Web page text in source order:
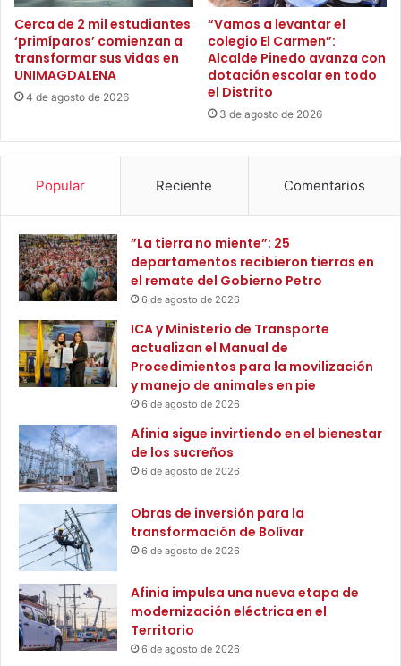
en la comunidad samaria. Es importante resaltar que todos
los eventos son gratuitos y abiertos al público.
i
d
a
d
y
n
c
a
e
n
a
b
a
n
z
c
ó
n
S
a
,
a
s
e
s
o
y
o
a
a
c
o
n
d
a
d
e
C
a
a
Cerca de 2 mil estudiantes
‘primíparos’ comienzan a
transformar sus vidas en
UNIMAGDALENA
4 de agosto de 2026
“Vamos a levantar el
colegio El Carmen”:
Alcalde Pinedo avanza con
dotación escolar en todo
el Distrito
3 de agosto de 2026
Popular Reciente Comentarios
”La tierra no miente”: 25
departamentos recibieron tierras en
el remate del Gobierno Petro
6 de agosto de 2026
ICA y Ministerio de Transporte
actualizan el Manual de
Procedimientos para la movilización
y manejo de animales en pie
6 de agosto de 2026
Afinia sigue invirtiendo en el bienestar
de los sucreños
6 de agosto de 2026
Obras de inversión para la
transformación de Bolívar
6 de agosto de 2026
Afinia impulsa una nueva etapa de
modernización eléctrica en el
Territorio
6 de agosto de 2026